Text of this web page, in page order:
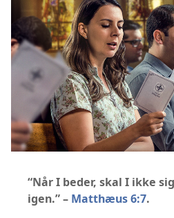
“Når I beder, skal I ikke
igen.” – Matthæus 6:7.